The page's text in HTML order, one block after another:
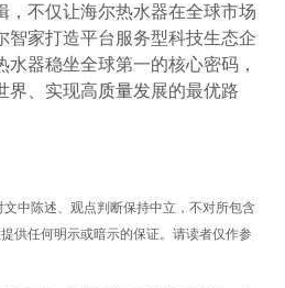
，不仅让海尔热水器在全球市场
智家打造平台服务型科技生态企
器稳坐全球第一的核心密码，
界、实现高质量发展的最优路
中陈述、观点判断保持中立，不对所包含
供任何明示或暗示的保证。请读者仅作参